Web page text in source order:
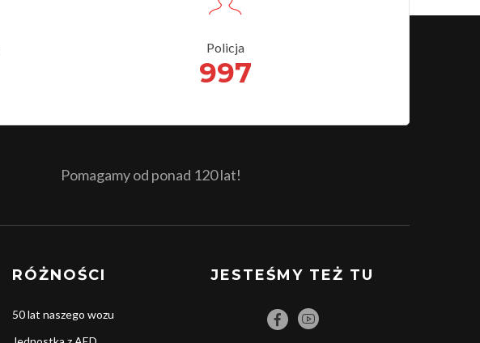
Policja
997
Pomagamy od ponad 120 lat!
RÓŻNOŚCI
50 lat naszego wozu
JESTEŚMY TEŻ TU